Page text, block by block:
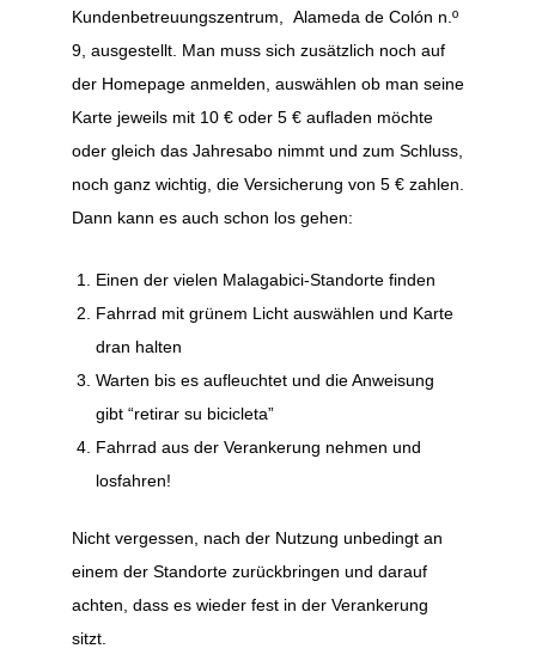
Kundenbetreuungszentrum, Alameda de Colón n.º
9, ausgestellt. Man muss sich zusätzlich noch auf
der Homepage anmelden, auswählen ob man seine
Karte jeweils mit 10 € oder 5 € aufladen möchte
oder gleich das Jahresabo nimmt und zum Schluss,
noch ganz wichtig, die Versicherung von 5 € zahlen.
Dann kann es auch schon los gehen:
Einen der vielen Malagabici-Standorte finden
Fahrrad mit grünem Licht auswählen und Karte
dran halten
Warten bis es aufleuchtet und die Anweisung
gibt “retirar su bicicleta”
Fahrrad aus der Verankerung nehmen und
losfahren!
Nicht vergessen, nach der Nutzung unbedingt an
einem der Standorte zurückbringen und darauf
achten, dass es wieder fest in der Verankerung
sitzt.